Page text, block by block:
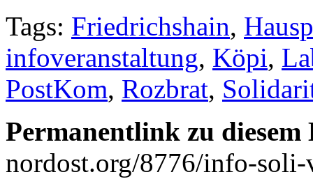
Tags: Friedrichshain,
infoveranstaltung, Köpi,
PostKom, Rozbrat,
Permanentlink zu
nordost.org/8776/info-